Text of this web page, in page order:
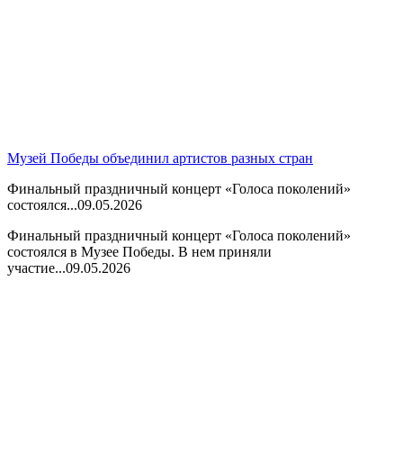
Музей Победы объединил артистов разных стран
Финальный праздничный концерт «Голоса поколений»
состоялся...09.05.2026
Финальный праздничный концерт «Голоса поколений»
состоялся в Музее Победы. В нем приняли
участие...09.05.2026